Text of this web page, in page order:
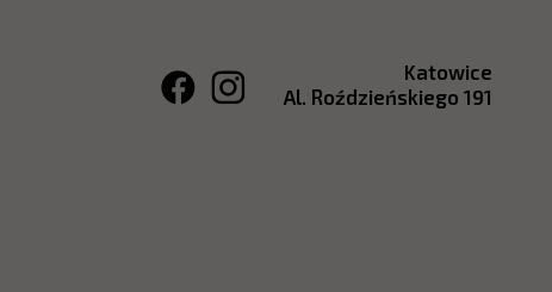
Katowice
Al. Roździeńskiego 191